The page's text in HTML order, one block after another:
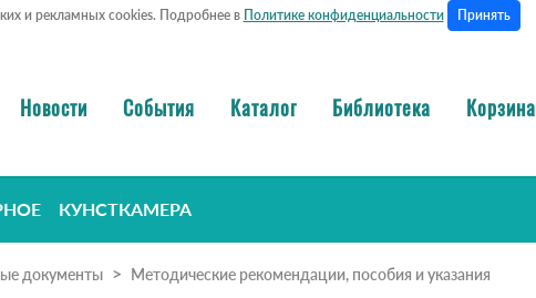
и рекламных cookies. Подробнее в Политике конфиденциальности Принять
Новости События Каталог Библиотека Корзина
КУНСТКАМЕРА
документы Методические рекомендации, пособия и указания